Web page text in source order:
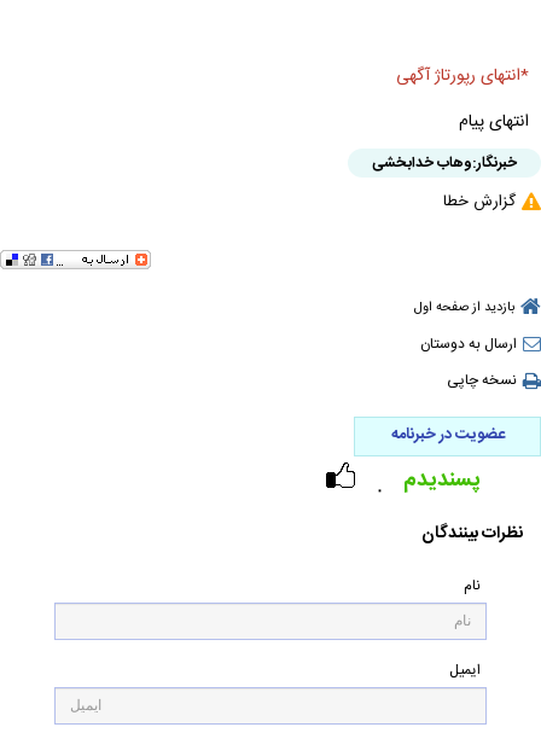
*انتهای رپورتاژ آگهی
انتهای پیام
خبرنگار:وهاب خدابخشی
گزارش خطا
بازدید از صفحه اول
ارسال به دوستان
نسخه چاپی
عضویت در خبرنامه
۰ پسندیدم
نظرات بینندگان
نام
ایمیل